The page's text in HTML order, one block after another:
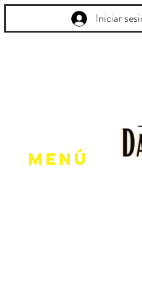
Iniciar
Menú